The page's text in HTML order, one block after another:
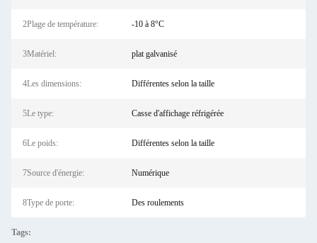
2Plage de température: -10 à 8°C
3Matériel: plat galvanisé
4Les dimensions: Différentes selon la taille
5Le type: Casse d'affichage réfrigérée
6Le poids: Différentes selon la taille
7Source d'énergie: Numérique
8Type de porte: Des roulements
Tags: